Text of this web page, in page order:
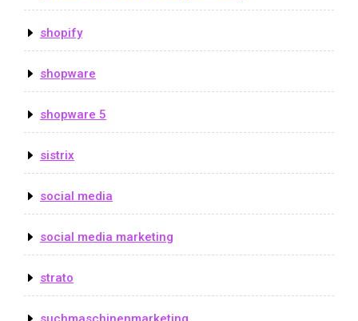
shopify
shopware
shopware 5
sistrix
social media
social media marketing
strato